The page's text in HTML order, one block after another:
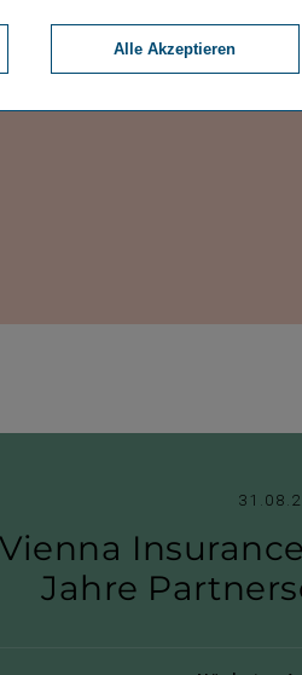
Vienna
Jahre
Alle Akzeptieren